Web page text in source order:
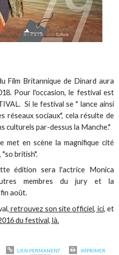
Film Britannique de Dinard aura
Pour l'occasion, le festival est
Si le festival se " lance ainsi
réseaux sociaux", cela résulte de
culturels par-dessus la Manche."
met en scène la magnifique cité
british".
édition sera l'actrice Monica
membres du jury et la
août.
retrouvez son site officiel, ici, et
du festival, là.
LIEN PERMANENT
IMPRIMER